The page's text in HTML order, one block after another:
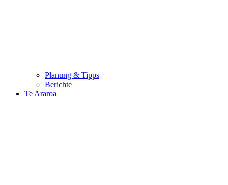
Planung & Tipps
Berichte
Te Araroa